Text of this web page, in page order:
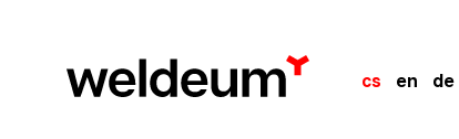
cs en de